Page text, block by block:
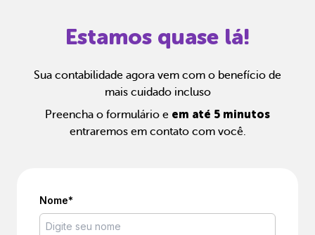
Estamos quase lá!
Sua contabilidade agora vem com o benefício de
mais cuidado incluso
Preencha o formulário e em até 5 minutos
entraremos em contato com você.
Nome*